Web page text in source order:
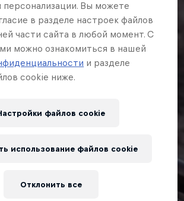
персонализации. Вы можете
в разделе настроек файлов
части сайта в любой момент. С
можно ознакомиться в нашей
и разделе
cookie ниже.
файлов cookie
Отклонить все
использование файлов cookie